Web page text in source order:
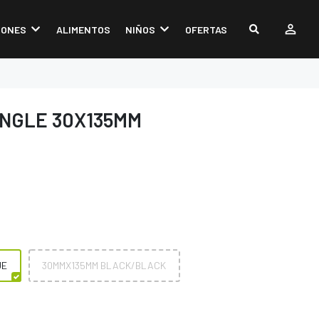
ALIMENTOS NIÑOS OFERTAS
30X135MM
30MMX135MM BLACK/BLACK